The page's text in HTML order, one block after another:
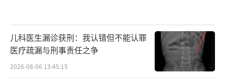
儿科医生漏诊获刑：我认错但不能认罪
医疗疏漏与刑事责任之争
2026-08-06 13:45:15